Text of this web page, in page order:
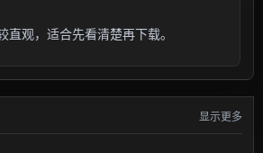
直观，适合先看清楚再下载。
显示更多